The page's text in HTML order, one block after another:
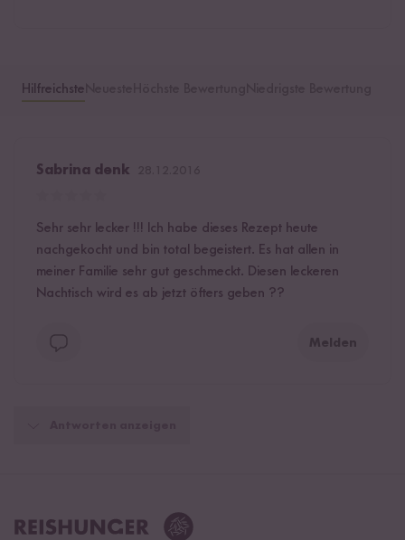
Hilfreichste
Sabrina denk
Sehr sehr lecker !!! Ich habe dieses Rezept heute
nachgekocht und bin total begeistert. Es hat allen in
meiner Familie sehr gut geschmeckt. Diesen leckeren
Nachtisch wird es ab jetzt öfters geben ??
Melden